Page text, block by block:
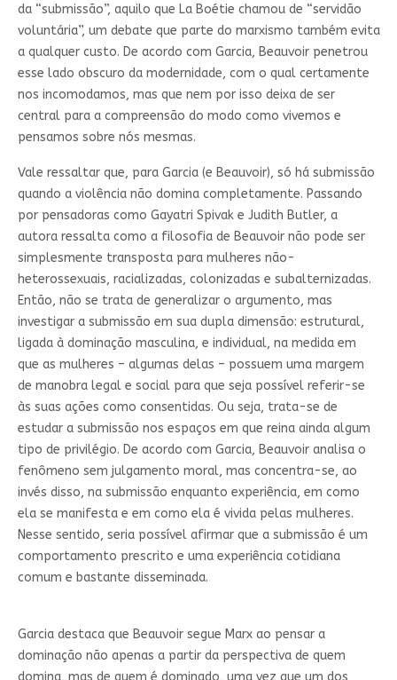
da “submissão”, aquilo que La Boétie chamou de “servidão
voluntária”, um debate que parte do marxismo também evita
a qualquer custo. De acordo com Garcia, Beauvoir penetrou
esse lado obscuro da modernidade, com o qual certamente
nos incomodamos, mas que nem por isso deixa de ser
central para a compreensão do modo como vivemos e
pensamos sobre nós mesmas.
Vale ressaltar que, para Garcia (e Beauvoir), só há submissão
quando a violência não domina completamente. Passando
por pensadoras como Gayatri Spivak e Judith Butler, a
autora ressalta como a filosofia de Beauvoir não pode ser
simplesmente transposta para mulheres não-
heterossexuais, racializadas, colonizadas e subalternizadas.
Então, não se trata de generalizar o argumento, mas
investigar a submissão em sua dupla dimensão: estrutural,
ligada à dominação masculina, e individual, na medida em
que as mulheres – algumas delas – possuem uma margem
de manobra legal e social para que seja possível referir-se
às suas ações como consentidas. Ou seja, trata-se de
estudar a submissão nos espaços em que reina ainda algum
tipo de privilégio. De acordo com Garcia, Beauvoir analisa o
fenômeno sem julgamento moral, mas concentra-se, ao
invés disso, na submissão enquanto experiência, em como
ela se manifesta e em como ela é vivida pelas mulheres.
Nesse sentido, seria possível afirmar que a submissão é um
comportamento prescrito e uma experiência cotidiana
comum e bastante disseminada.
Garcia destaca que Beauvoir segue Marx ao pensar a
dominação não apenas a partir da perspectiva de quem
domina, mas de quem é dominado, uma vez que um dos